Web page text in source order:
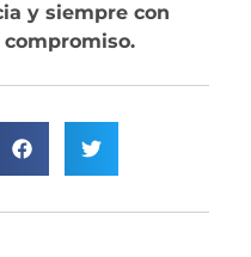
y siempre con